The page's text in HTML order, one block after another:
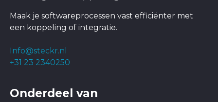
Maak je softwareprocessen vast efficiënter met
een koppeling of integratie.
Info@steckr.nl
+31 23 2340250
Onderdeel van